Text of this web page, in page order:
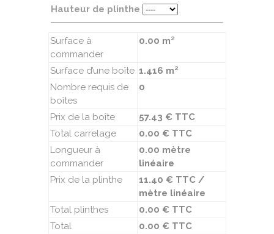
Hauteur de plinthe
Surface à
commander
0.00 m²
Surface d’une boîte 1.416 m²
Nombre requis de
boîtes
0
Prix de la boîte
57.43 € TTC
Total carrelage
0.00 € TTC
Longueur à
commander
0.00 mètre
linéaire
Prix de la plinthe
11.40 € TTC /
mètre linéaire
Total plinthes
0.00 € TTC
Total
0.00 € TTC